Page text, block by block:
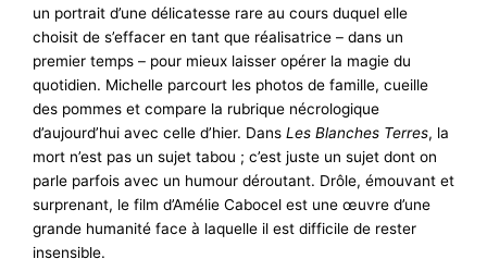
un portrait d’une délicatesse rare au cours duquel elle
choisit de s’effacer en tant que réalisatrice – dans un
premier temps – pour mieux laisser opérer la magie du
quotidien. Michelle parcourt les photos de famille, cueille
des pommes et compare la rubrique nécrologique
d’aujourd’hui avec celle d’hier. Dans Les Blanches Terres, la
mort n’est pas un sujet tabou ; c’est juste un sujet dont on
parle parfois avec un humour déroutant. Drôle, émouvant et
surprenant, le film d’Amélie Cabocel est une œuvre d’une
grande humanité face à laquelle il est difficile de rester
insensible.